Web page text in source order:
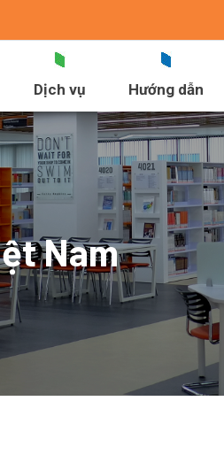
Dịch vụ Hướng dẫn
Nam